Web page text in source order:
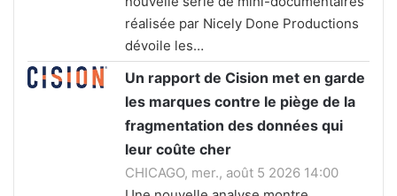
réalisée par Nicely Done Productions
dévoile les…
Un rapport de Cision met en garde
les marques contre le piège de la
fragmentation des données qui
leur coûte cher
CHICAGO, mer., août 5 2026 14:00